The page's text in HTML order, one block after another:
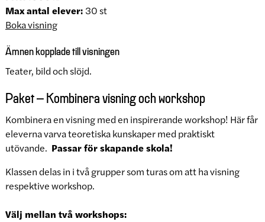
Max antal elever: 30 st
Boka visning
Ämnen kopplade till visningen
Teater, bild och slöjd.
Paket – Kombinera visning och workshop
Kombinera en visning med en inspirerande workshop! Här får
eleverna varva teoretiska kunskaper med praktiskt
utövande. Passar för skapande skola!
Klassen delas in i två grupper som turas om att ha visning
respektive workshop.
Välj mellan två workshops: